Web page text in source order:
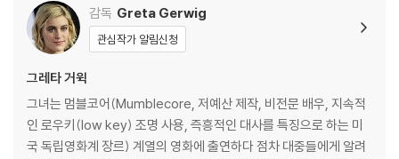
1) 기기 문제로 인해 발생하는 재생 불량 현상에 대해서는 반품/교환이 불
가하니 최신 소프트웨어로 업데이트된 DVD/BD 전용 기기에서 재생하실
것을 권유해 드립니다.
2) 정전기와 먼지로 인해 재생이 원활하지 않은 경우가 있습니다. 디스크
를 마른 천으로 닦으시거나, DVD 클리너 등 전용 제품을 이용하면 대부분
해결됩니다.
3) 일부 PC 연결형 ODD의 경우 호환 상의 문제로 정상적인 디스크도 재
? 스페셜피쳐 오디오: 영어
? 스페셜피쳐 자막: 한국어, 영어 SDH, 체코어, 중국어, 네덜란드어, 프랑
스어
? 화면비율: 2.00:1 (16x9 LB)
? 디스크 타입: 2 Disc - 4K UHD: BD100, BD: BD50
- 상기 스펙 및 부가영상은 제작사의 사정으로 예고없이 변경될 수 있습니
감독 Greta Gerwig
관심작가 알림신청
그레타 거윅
그녀는 멈블코어(Mumblecore, 저예산 제작, 비전문 배우, 지속적
인 로우키(low key) 조명 사용, 즉흥적인 대사를 특징으로 하는 미
국 독립영화계 장르) 계열의 영화에 출연하다 점차 대중들에게 알려